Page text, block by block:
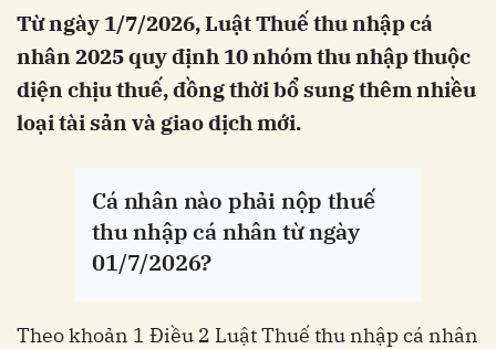
Từ ngày 1/7/2026, Luật Thuế thu nhập cá
nhân 2025 quy định 10 nhóm thu nhập thuộc
diện chịu thuế, đồng thời bổ sung thêm nhiều
loại tài sản và giao dịch mới.
Cá nhân nào phải nộp thuế
thu nhập cá nhân từ ngày
01/7/2026?
Theo khoản 1 Điều 2 Luật Thuế thu nhập cá nhân